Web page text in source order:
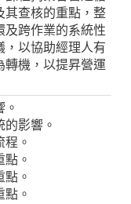
其查核的重點，整
及跨作業的系統性
，以協助經理人有
轉機，以提昇營運
影響。
。
。
。
。